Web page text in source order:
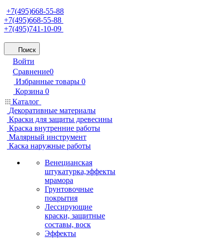
+7(495)668-55-88
+7(495)668-55-88
+7(495)741-10-09
Поиск
Войти
Сравнение0
Избранные товары 0
Корзина 0
Каталог
Декоративные материалы
Краски для защиты древесины
Краска внутренние работы
Малярный инструмент
Каска наружные работы
Венецианская
штукатурка,эффекты
мрамора
Грунтовочные
покрытия
Лессирующие
краски, защитные
составы, воск
Эффекты